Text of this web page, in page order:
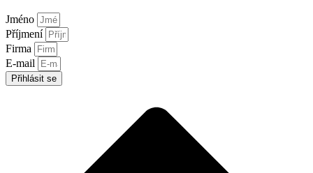
Jméno
Příjmení
Firma
E-mail
Přihlásit se